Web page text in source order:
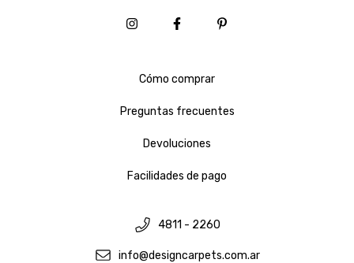
Cómo comprar
Preguntas frecuentes
Devoluciones
Facilidades de pago
4811 - 2260
info@designcarpets.com.ar